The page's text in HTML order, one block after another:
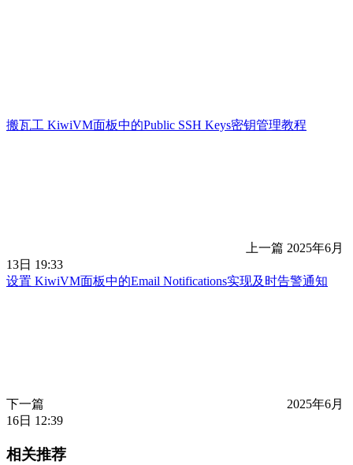
搬瓦工 KiwiVM面板中的Public SSH Keys密钥管理教程
上一篇 2025年6月
13日 19:33
设置 KiwiVM面板中的Email Notifications实现及时告警通知
下一篇
2025年6月
16日 12:39
相关推荐